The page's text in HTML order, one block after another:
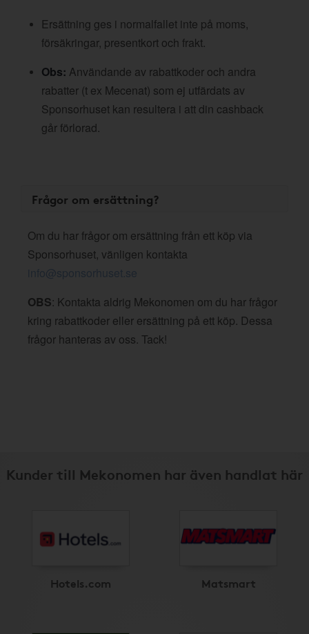
Ersättning ges i normalfallet inte på moms,
försäkringar, presentkort och frakt.
Obs: Användande av rabattkoder och andra
rabatter (t ex Mecenat) som ej utfärdats av
Sponsorhuset kan resultera i att din cashback
går förlorad.
Frågor om ersättning?
Om du har frågor om ersättning från ett köp via
Sponsorhuset, vänligen kontakta
info@sponsorhuset.se
OBS: Kontakta aldrig Mekonomen om du har frågor
kring rabattkoder eller ersättning på ett köp. Dessa
frågor hanteras av oss. Tack!
Kunder till Mekonomen har även handlat här
Hotels.com Matsmart